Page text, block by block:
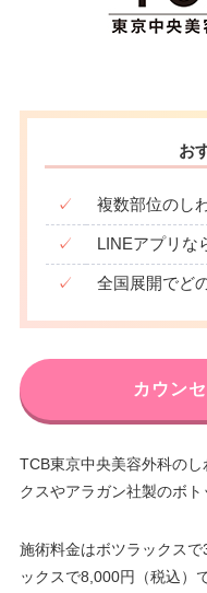
お
✓ 複数部位のし
✓ LINEアプリな
✓ 全国展開でど
カウン
TCB東京中央美容外科の
クスやアラガン社製のボト
施術料金はボツラックス
ックスで8,000円（税込）